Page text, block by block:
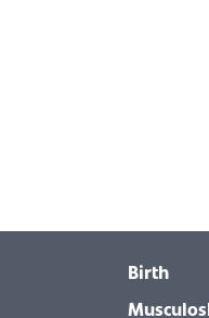
Birth